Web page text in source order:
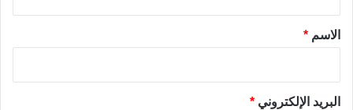
*الاسم *
البريد الإلكتروني *